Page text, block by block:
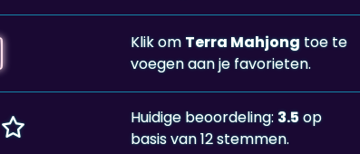
Klik omTerra Mahjongtoe te
voegen aan je favorieten.
Huidige beoordeling: 3.5op
basis van 12 stemmen.